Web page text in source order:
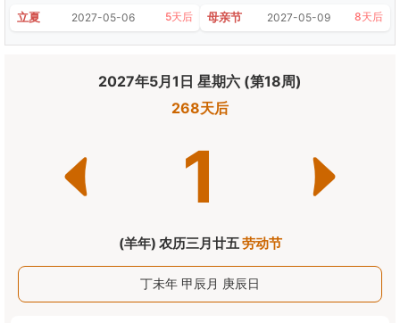
立夏 2027-05-06 5天后 母亲节 2027-05-09 8天后
2027年5月1日 星期六 (第18周)
268天后
1
(羊年) 农历三月廿五劳动节
丁未年 甲辰月 庚辰日